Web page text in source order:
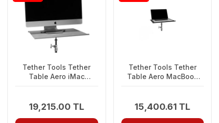
Tether Tools Tether
Table Aero iMac
19,215.00 TL
Tether Tools Tether
Table Aero MacBook
Bilgisayar Masası
15,400.61 TL